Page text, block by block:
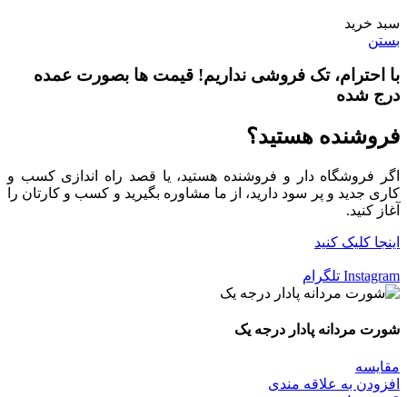
سبد خرید
بستن
با احترام، تک فروشی نداریم! قیمت ها بصورت عمده
درج شده
فروشنده هستید؟
اگر فروشگاه دار و فروشنده هستید، یا قصد راه اندازی کسب و
کاری جدید و پر سود دارید، از ما مشاوره بگیرید و کسب و کارتان را
آغاز کنید.
اینجا کلیک کنید
Instagram تلگرام
شورت مردانه پادار درجه یک
مقایسه
افزودن به علاقه مندی